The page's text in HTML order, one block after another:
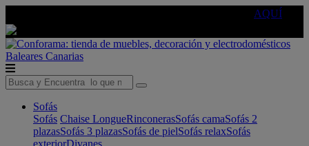
AQUÍ
Baleares Canarias
Sofás
Sofás Chaise LongueRinconerasSofás camaSofás 2
plazasSofás 3 plazasSofás de pielSofás relaxSofás
exteriorDivanes